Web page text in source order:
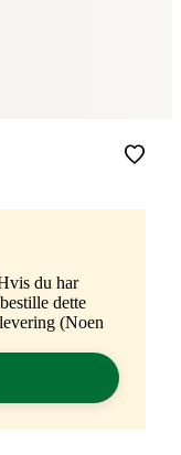
du har
dette
(Noen